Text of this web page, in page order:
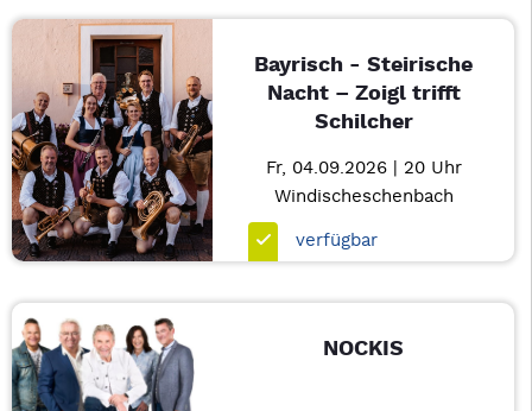
Bayrisch - Steirische
Nacht – Zoigl trifft
Schilcher
Fr, 04.09.2026 | 20 Uhr
Windischeschenbach
verfügbar
NOCKIS